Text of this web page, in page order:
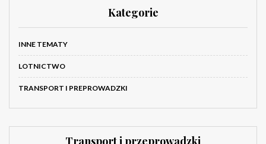
Kategorie
INNE TEMATY
LOTNICTWO
TRANSPORT I PREPROWADZKI
Transport i przeprowadzki